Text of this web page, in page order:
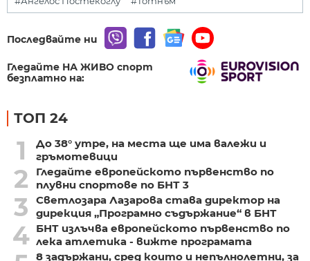
Последвайте ни
Гледайте НА ЖИВО спорт
безплатно на:
ТОП 24
1
До 38° утре, на места ще има валежи и
гръмотевици
2
Гледайте европейското първенство по
плувни спортове по БНТ 3
3
Светлозара Лазарова става директор на
дирекция „Програмно съдържание“ в БНТ
4 БНТ излъчва европейското първенство по
лека атлетика - вижте програмата
8 задържани, сред които и непълнолетни, за